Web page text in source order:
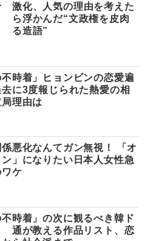
激化、人気の理由を考えた
ら浮かんだ“文政権を皮肉
る造語”
不時着」ヒョンビンの恋愛遍
に3度報じられた熱愛の相
理由は
係悪化なんてガン無視！ 「オ
ン」になりたい日本人女性急
ケ
不時着」の次に観るべき韓ド
通が教える作品リスト、恋